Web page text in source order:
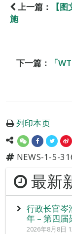
上一篇：
【
施
下一篇：
「
列印本页
NEWS-1-5-
最新
行政长官岑
年 – 第四届
2026年8月8日